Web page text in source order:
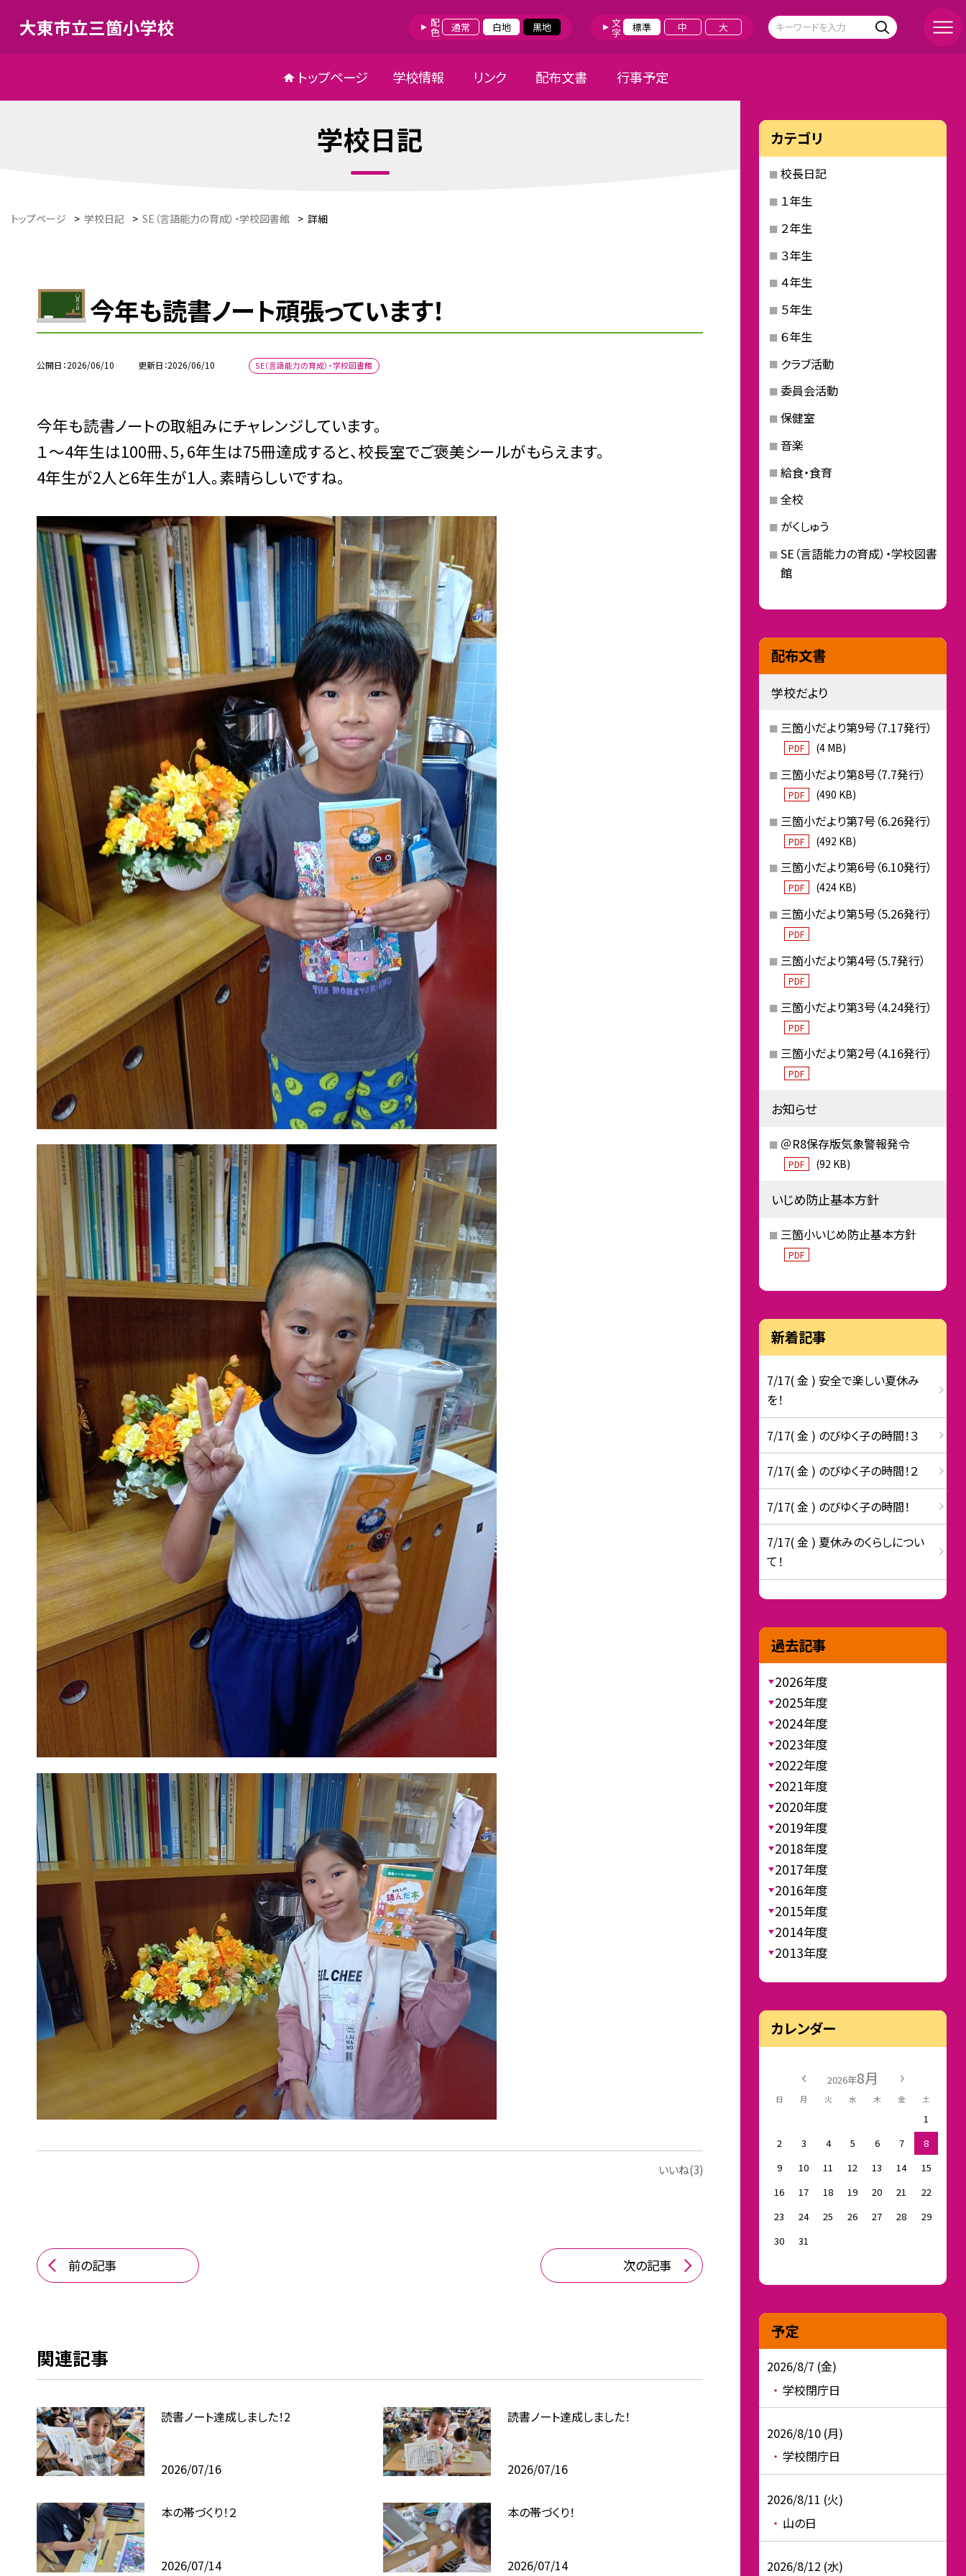
大東市立三箇小学校 配色 通常 白地 黒地 文字 標準 中 大
トップページ 学校情報 リンク 配布文書 行事予定
学校日記
トップページ > 学校日記 > SE（言語能力の育成）・学校図書館 > 詳細
今年も読書ノート頑張っています！
公開日 2026/06/10 更新日 2026/06/10 SE（言語能力の育成）・学校図書館
今年も読書ノートの取組みにチャレンジしています。
１～4年生は100冊、5，6年生は75冊達成すると、校長室でご褒美シールがもらえます。
4年生が2人と6年生が1人。素晴らしいですね。
いいね(3)
前の記事 次の記事
関連記事
読書ノート達成しました！2
2026/07/16
読書ノート達成しました！
2026/07/16
本の帯づくり！２
2026/07/14
本の帯づくり！
2026/07/14
カテゴリ
校長日記
１年生
２年生
３年生
４年生
５年生
６年生
クラブ活動
委員会活動
保健室
音楽
給食・食育
全校
がくしゅう
SE（言語能力の育成）・学校図書
館
配布文書
学校だより
三箇小だより第9号（7.17発行）
PDF (4 MB)
三箇小だより第8号（7.7発行）
PDF (490 KB)
三箇小だより第7号（6.26発行）
PDF (492 KB)
三箇小だより第6号（6.10発行）
PDF (424 KB)
三箇小だより第5号（5.26発行）
PDF
三箇小だより第4号（5.7発行）
PDF
三箇小だより第3号（4.24発行）
PDF
三箇小だより第2号（4.16発行）
PDF
お知らせ
＠R8保存版気象警報発令
PDF (92 KB)
いじめ防止基本方針
三箇小いじめ防止基本方針
PDF
新着記事
7/17( 金 ) 安全で楽しい夏休み
を！
7/17( 金 ) のびゆく子の時間！３
7/17( 金 ) のびゆく子の時間！２
7/17( 金 ) のびゆく子の時間！
7/17( 金 ) 夏休みのくらしについ
て！
過去記事
2026年度
2025年度
2024年度
2023年度
2022年度
2021年度
2020年度
2019年度
2018年度
2017年度
2016年度
2015年度
2014年度
2013年度
カレンダー
2026年8月
日 月 火 水 木 金 土
1
2
3 4 5 6 7
8
9
10 11 12 13 14
15
16
17 18 19 20 21
22
23
24 25 26 27 28
29
30
31
予定
2026/8/7 (金)
学校閉庁日
2026/8/10 (月)
学校閉庁日
2026/8/11 (火)
山の日
2026/8/12 (水)